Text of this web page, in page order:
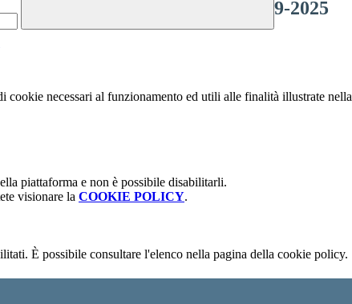
9-2025
necessari al funzionamento ed utili alle finalità illustrate nella
piattaforma e non è possibile disabilitarli.
visionare la COOKIE POLICY.
È possibile consultare l'elenco nella pagina della cookie policy.